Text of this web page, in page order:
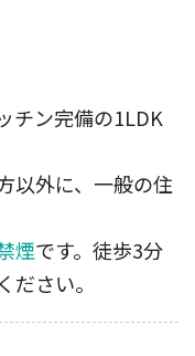
チン完備の1LDK
以外に、一般の住
煙です。徒歩3分
さい。